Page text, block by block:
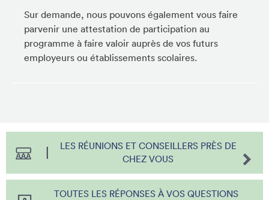
Sur demande, nous pouvons également vous faire
parvenir une attestation de participation au
programme à faire valoir auprès de vos futurs
employeurs ou établissements scolaires.
LES RÉUNIONS ET CONSEILLERS PRÈS DE
CHEZ VOUS
TOUTES LES RÉPONSES À VOS QUESTIONS